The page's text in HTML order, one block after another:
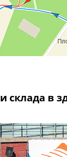
склада в